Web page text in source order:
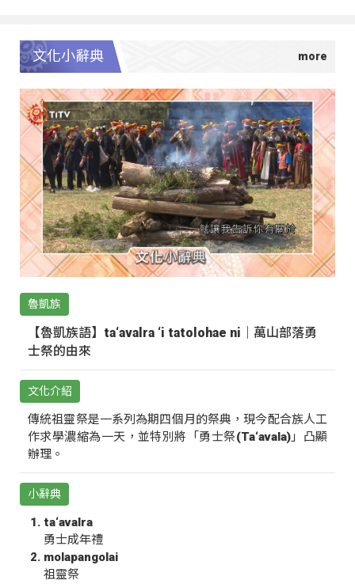
文化小辭典
魯凱族
【魯凱族語】ta‘avalra ‘i tatolohae ni｜萬山部落勇
士祭的由來
文化介紹
傳統祖靈祭是一系列為期四個月的祭典，現今配合族人工
作求學濃縮為一天，並特別將「勇士祭(Ta‘avala)」凸顯
辦理。
小辭典
ta‘avalra
勇士成年禮
molapangolai
祖靈祭